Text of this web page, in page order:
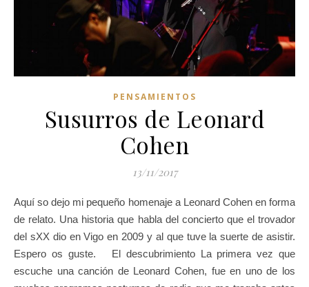
PENSAMIENTOS
Susurros de Leonard
Cohen
13/11/2017
Aquí so dejo mi pequeño homenaje a Leonard Cohen en forma
de relato. Una historia que habla del concierto que el trovador
del sXX dio en Vigo en 2009 y al que tuve la suerte de asistir.
Espero os guste. El descubrimiento La primera vez que
escuche una canción de Leonard Cohen, fue en uno de los